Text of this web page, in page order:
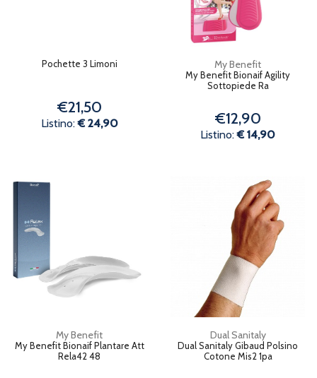
Pochette 3 Limoni
€21,50
Listino:€ 24,90
My Benefit
My Benefit Bionaif Agility
Sottopiede Ra
€12,90
Listino:€ 14,90
My Benefit
My Benefit Bionaif Plantare Att
Rela42 48
Dual Sanitaly
Dual Sanitaly Gibaud Polsino
Cotone Mis2 1pa